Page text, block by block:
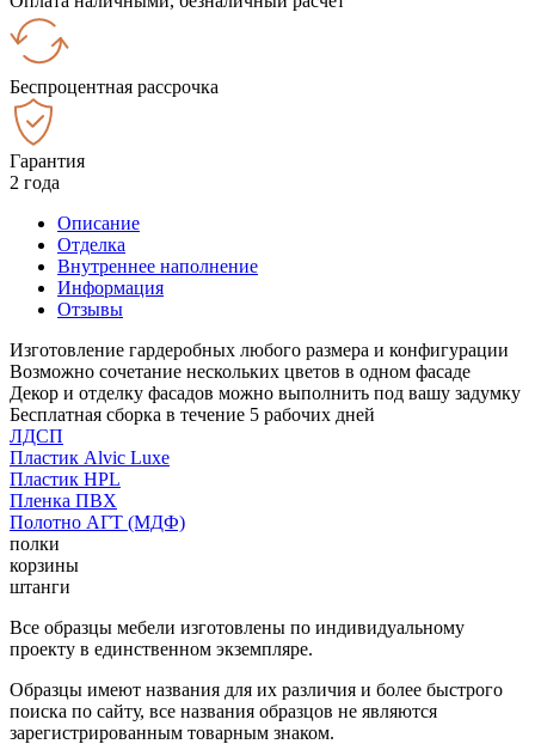
Беспроцентная рассрочка
Гарантия
2 года
Описание
Отделка
Внутреннее наполнение
Информация
Отзывы
Изготовление гардеробных любого размера и конфигурации
Возможно сочетание нескольких цветов в одном фасаде
Декор и отделку фасадов можно выполнить под вашу задумку
Бесплатная сборка в течение 5 рабочих дней
ЛДСП
Пластик Alvic Luxe
Пластик HPL
Пленка ПВХ
Полотно АГТ (МДФ)
полки
корзины
штанги
Все образцы мебели изготовлены по индивидуальному
проекту в единственном экземпляре.
Образцы имеют названия для их различия и более быстрого
поиска по сайту, все названия образцов не являются
зарегистрированным товарным знаком.